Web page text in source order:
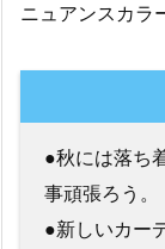
ニュアンスカラ
●秋には落ち
事頑張ろう。
●新しいカー